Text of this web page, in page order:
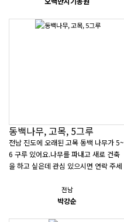
동백나무, 고목, 5그루
전남 진도에 오래된 고목 동백 나무가 5~
6 구루 있어요.나무를 파내고 새로 건축
을 하고 싶은데 관심 있으시면 연락 주세
전남
박강순